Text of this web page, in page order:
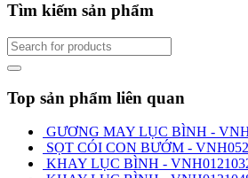
Tìm kiếm sản phẩm
Top sản phẩm liên quan
GƯƠNG MAY LỤC BÌNH -
SỌT CÓI CON BƯỚM -
KHAY LỤC BÌNH -